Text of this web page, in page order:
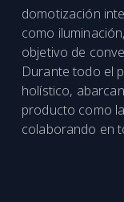
domotización
como
objetivo de
Durante todo el
holístico,
producto como
colaborando en